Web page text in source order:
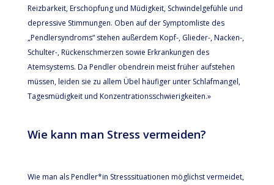
Reizbarkeit, Erschöpfung und Müdigkeit, Schwindelgefühle und
depressive Stimmungen. Oben auf der Symptomliste des
„Pendlersyndroms“ stehen außerdem Kopf-, Glieder-, Nacken-,
Schulter-, Rückenschmerzen sowie Erkrankungen des
Atemsystems. Da Pendler obendrein meist früher aufstehen
müssen, leiden sie zu allem Übel häufiger unter Schlafmangel,
Tagesmüdigkeit und Konzentrationsschwierigkeiten.»
Wie kann man Stress vermeiden?
Wie man als Pendler*in Stresssituationen möglichst vermeidet,